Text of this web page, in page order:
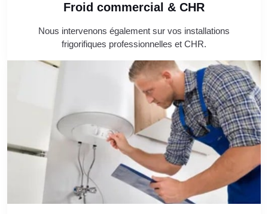
Froid commercial & CHR
Nous intervenons également sur vos installations
frigorifiques professionnelles et CHR.